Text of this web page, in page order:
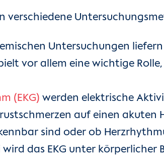
verschiedene
Untersuchungen
vor allem eine wichtige
(EKG) werden elektrische
auf einen
sind oder ob
wird das EKG unter